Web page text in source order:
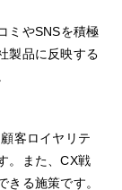
ミやSNSを積極
製品に反映する
客ロイヤリテ
。また、CX戦
る施策です。